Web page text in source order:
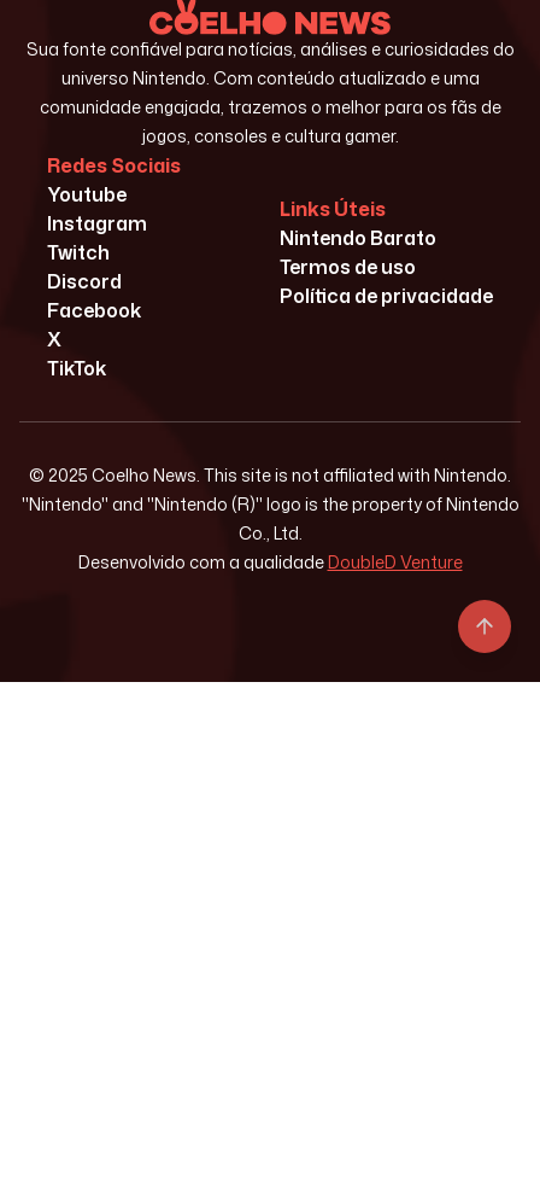
Sua fonte confiável para notícias, análises e curiosidades do
universo Nintendo. Com conteúdo atualizado e uma
comunidade engajada, trazemos o melhor para os fãs de
jogos, consoles e cultura gamer.
Redes Sociais
Youtube
Instagram
Twitch
Discord
Facebook
X
TikTok
Links Úteis
Nintendo Barato
Termos de uso
Política de privacidade
© 2025 Coelho News. This site is not affiliated with Nintendo.
"Nintendo" and "Nintendo (R)" logo is the property of Nintendo
Co., Ltd.
Desenvolvido com a qualidadeDoubleD Venture